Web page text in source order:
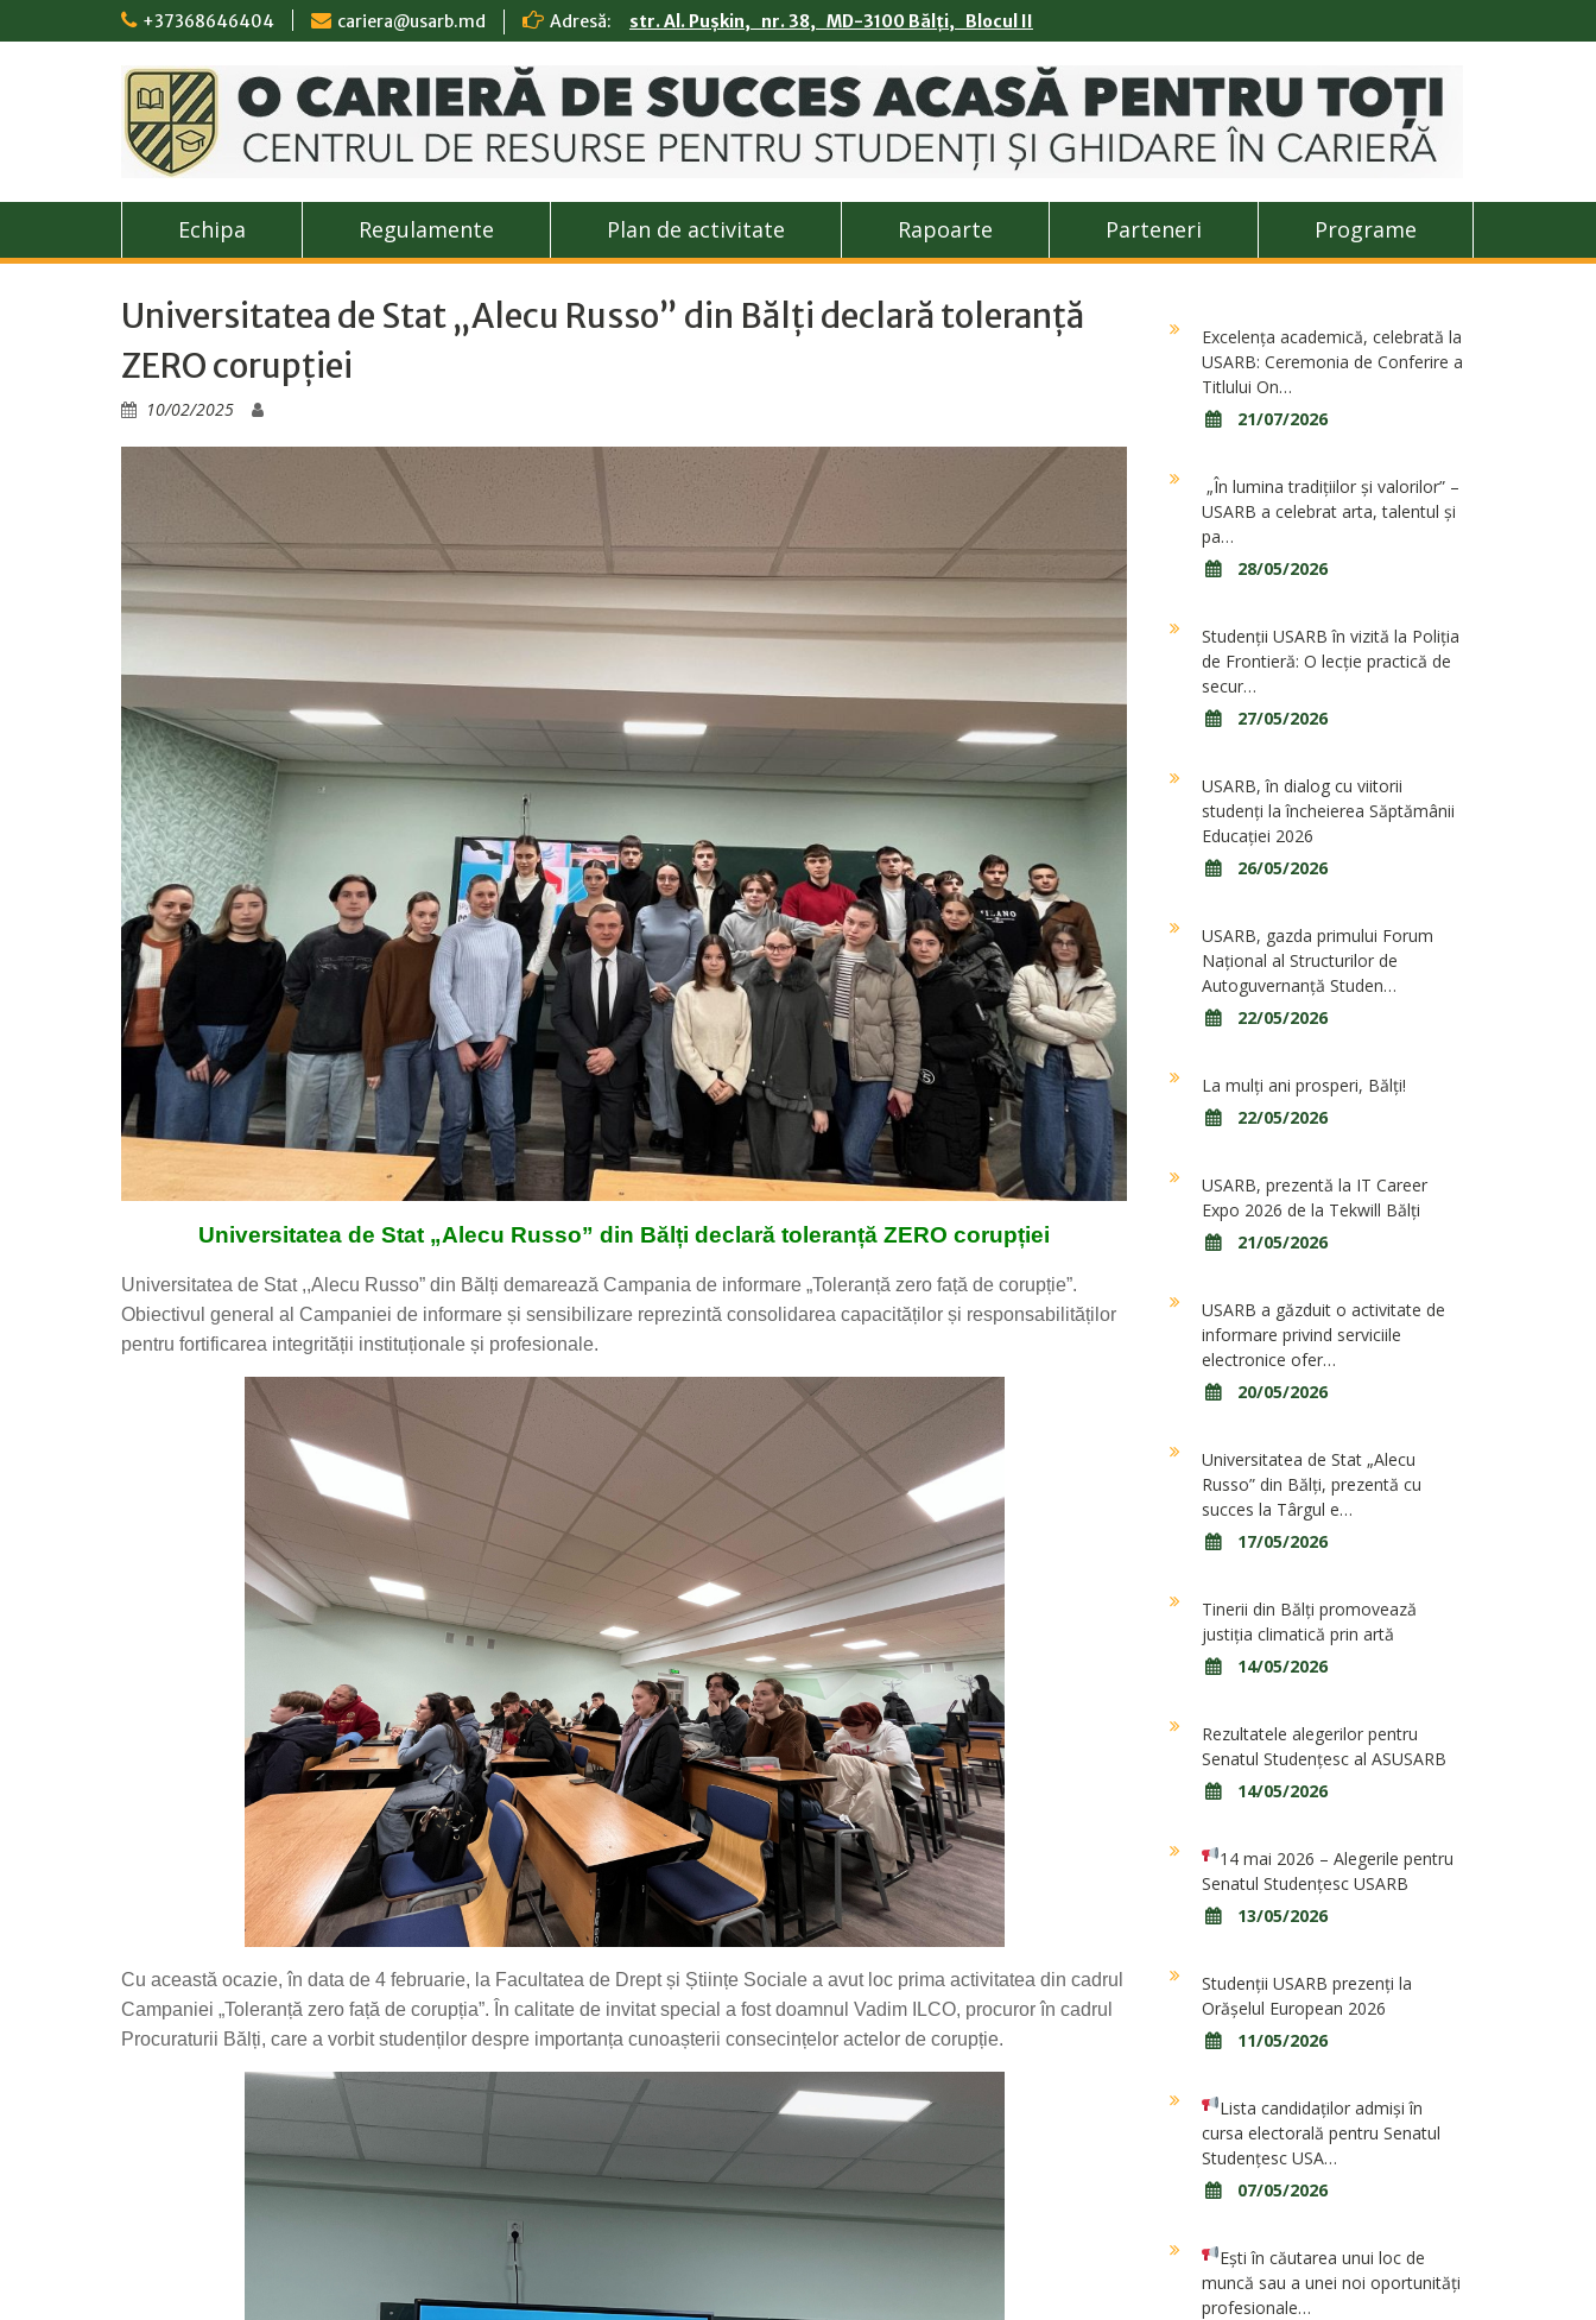
to
+37368646404 cariera@usarb.md Adresă: str. Al. Pușkin, nr. 38, MD-3100 Bălți, Blocul II
Echipa Regulamente Plan de activitate Rapoarte Parteneri Programe
Universitatea de Stat „Alecu Russo” din Bălți declară toleranță
ZERO corupției
10/02/2025
Universitatea de Stat „Alecu Russo” din Bălți declară toleranță ZEROcorupției
Universitatea de Stat ,,Alecu Russo” din Bălți demarează Campania de informare „Toleranță zero față de corupție”.
Obiectivul general al Campaniei de informare și sensibilizare reprezintă consolidarea capacităților și responsabilităților
pentru fortificarea integrității instituționale și profesionale.
Cu această ocazie, în data de 4 februarie, la Facultatea de Drept și Științe Sociale a avut loc prima activitatea din cadrul
Campaniei „Toleranță zero față de corupția”. În calitate de invitat special a fost doamnul Vadim ILCO, procuror în cadrul
Procuraturii Bălți, care a vorbit studenților despre importanța cunoașterii consecințelor actelor de corupție.
Excelența academică, celebrată la
USARB: Ceremonia de Conferire a
Titlului On…
21/07/2026
„În lumina tradițiilor și valorilor” –
USARB a celebrat arta, talentul și
pa…
28/05/2026
Studenții USARB în vizită la Poliția
de Frontieră: O lecție practică de
secur…
27/05/2026
USARB, în dialog cu viitorii
studenți la încheierea Săptămânii
Educației 2026
26/05/2026
USARB, gazda primului Forum
Național al Structurilor de
Autoguvernanță Studen…
22/05/2026
La mulți ani prosperi, Bălți!
22/05/2026
USARB, prezentă la IT Career
Expo 2026 de la Tekwill Bălți
21/05/2026
USARB a găzduit o activitate de
informare privind serviciile
electronice ofer…
20/05/2026
Universitatea de Stat „Alecu
Russo” din Bălți, prezentă cu
succes la Târgul e…
17/05/2026
Tinerii din Bălți promovează
justiția climatică prin artă
14/05/2026
Rezultatele alegerilor pentru
Senatul Studențesc al ASUSARB
14/05/2026
14 mai 2026 – Alegerile pentru
Senatul Studențesc USARB
13/05/2026
Studenții USARB prezenți la
Orășelul European 2026
11/05/2026
Lista candidaților admiși în
cursa electorală pentru Senatul
Studențesc USA…
07/05/2026
Ești în căutarea unui loc de
muncă sau a unei noi oportunități
profesionale…